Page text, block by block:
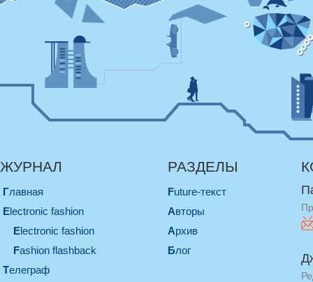
ЖУРНАЛ
Главная
electronic fashion
electronic fashion
Fashion flashback
телеграф
РАЗДЕЛЫ
Future-текст
Авторы
Архив
Блог